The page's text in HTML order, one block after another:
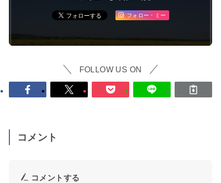
フォロー・ミー
FOLLOW US ON
コメント
コメントする